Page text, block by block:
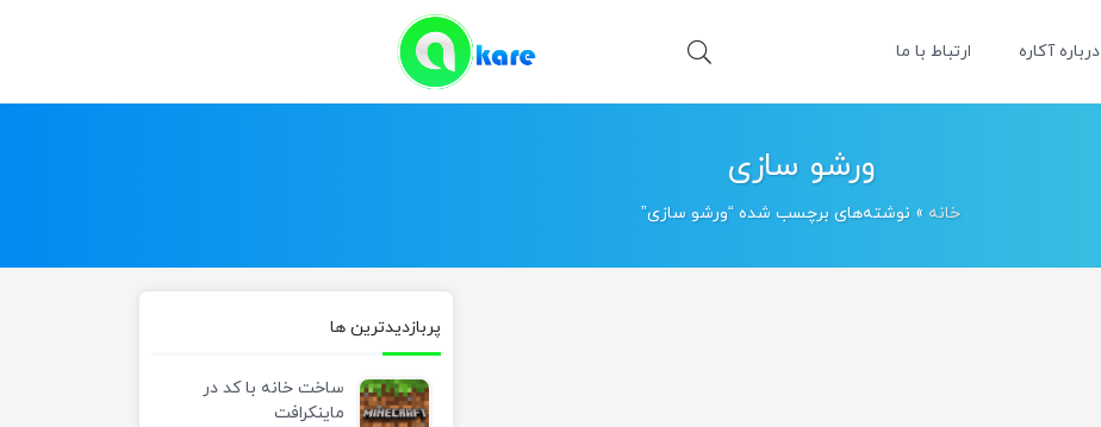
درباره آکاره ارتباط با ما
ورشو سازی
خانه » نوشته‌های برچسب شده “ورشو سازی”
پربازدیدترین ها
ساخت خانه با کد در
ماینکرافت